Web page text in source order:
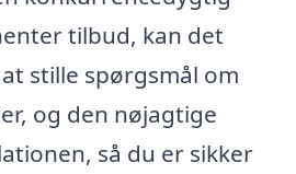
tilbud, kan det
stille spørgsmål om
og den nøjagtige
så du er sikker